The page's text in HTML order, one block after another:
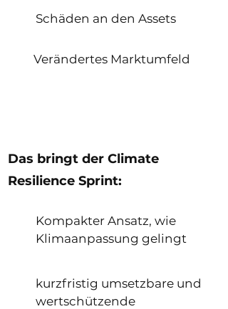
Schäden an den Assets
Verändertes Marktumfeld
Das bringt der Climate
Resilience Sprint:
Kompakter Ansatz, wie
Klimaanpassung gelingt
kurzfristig umsetzbare und
wertschützende